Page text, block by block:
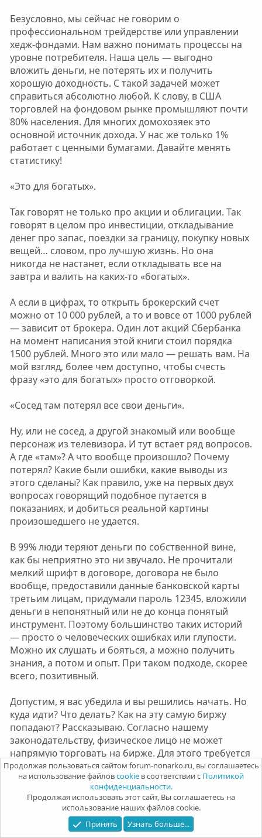
Безусловно, мы сейчас не говорим о
профессиональном трейдерстве или управлении
хедж-фондами. Нам важно понимать процессы на
уровне потребителя. Наша цель — выгодно
вложить деньги, не потерять их и получить
хорошую доходность. С такой задачей может
справиться абсолютно любой. К слову, в США
торговлей на фондовом рынке промышляют почти
80% населения. Для многих домохозяек это
основной источник дохода. У нас же только 1%
работает с ценными бумагами. Давайте менять
статистику!
«Это для богатых».
Так говорят не только про акции и облигации. Так
говорят в целом про инвестиции, откладывание
денег про запас, поездки за границу, покупку новых
вещей… словом, про лучшую жизнь. Но она
никогда не настанет, если откладывать все на
завтра и валить на каких-то «богатых».
А если в цифрах, то открыть брокерский счет
можно от 10 000 рублей, а то и вовсе от 1000 рублей
— зависит от брокера. Один лот акций Сбербанка
на момент написания этой книги стоил порядка
1500 рублей. Много это или мало — решать вам. На
мой взгляд, более чем доступно, чтобы счесть
фразу «это для богатых» просто отговоркой.
«Сосед там потерял все свои деньги».
Ну, или не сосед, а другой знакомый или вообще
персонаж из телевизора. И тут встает ряд вопросов.
А где «там»? А что вообще произошло? Почему
потерял? Какие были ошибки, какие выводы из
этого сделаны? Как правило, уже на первых двух
вопросах говорящий подобное путается в
показаниях, и добиться реальной картины
произошедшего не удается.
В 99% люди теряют деньги по собственной вине,
как бы неприятно это ни звучало. Не прочитали
мелкий шрифт в договоре, договора не было
вообще, предоставили данные банковской карты
третьим лицам, придумали пароль 12345, вложили
деньги в непонятный или не до конца понятый
инструмент. Поэтому большинство таких историй
— просто о человеческих ошибках или глупости.
Можно их слушать и бояться, а можно получить
знания, а потом и опыт. При таком подходе, скорее
всего, позитивный.
Допустим, я вас убедила и вы решились начать. Но
куда идти? Что делать? Как на эту самую биржу
попадают? Рассказываю. Согласно нашему
законодательству, физическое лицо не может
напрямую торговать на бирже. Для этого требуется
юридическое лицо со специальной лицензией,
некий посредник. Выступает в таком качестве
брокер.
Поэтому для того, чтобы получить доступ к
торговле ценными бумагами, нужно открыть
Продолжая пользоваться сайтом forum-nonarko.ru, вы соглашаетесь
на использование файловcookie в соответствии с Политикой
конфиденциальности.
Продолжая использовать этот сайт, Вы соглашаетесь на
использование наших файлов cookie.
Принять
Узнать больше...